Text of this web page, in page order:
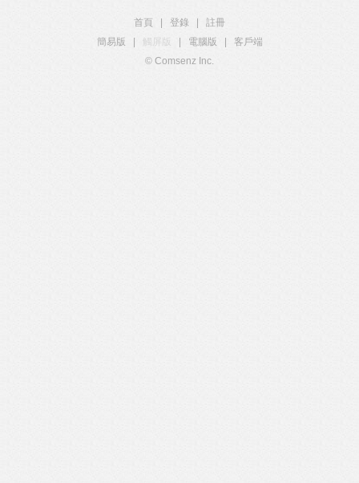
首頁 登錄
註冊
簡易版
觸屏版 電腦版
客戶端
© Comsenz Inc.